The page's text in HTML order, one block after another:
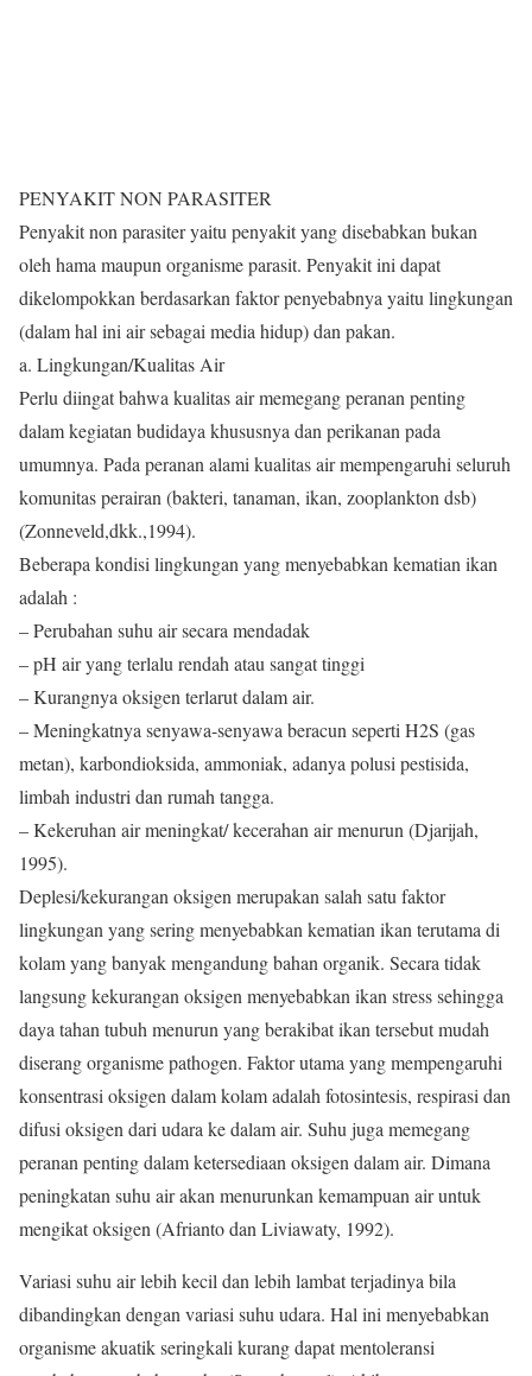
PENYAKIT NON PARASITER
Penyakit non parasiter yaitu penyakit yang disebabkan bukan
oleh hama maupun organisme parasit. Penyakit ini dapat
dikelompokkan berdasarkan faktor penyebabnya yaitu lingkungan
(dalam hal ini air sebagai media hidup) dan pakan.
a. Lingkungan/Kualitas Air
Perlu diingat bahwa kualitas air memegang peranan penting
dalam kegiatan budidaya khususnya dan perikanan pada
umumnya. Pada peranan alami kualitas air mempengaruhi seluruh
komunitas perairan (bakteri, tanaman, ikan, zooplankton dsb)
(Zonneveld,dkk.,1994).
Beberapa kondisi lingkungan yang menyebabkan kematian ikan
adalah :
– Perubahan suhu air secara mendadak
– pH air yang terlalu rendah atau sangat tinggi
– Kurangnya oksigen terlarut dalam air.
– Meningkatnya senyawa-senyawa beracun seperti H2S (gas
metan), karbondioksida, ammoniak, adanya polusi pestisida,
limbah industri dan rumah tangga.
– Kekeruhan air meningkat/ kecerahan air menurun (Djarijah,
1995).
Deplesi/kekurangan oksigen merupakan salah satu faktor
lingkungan yang sering menyebabkan kematian ikan terutama di
kolam yang banyak mengandung bahan organik. Secara tidak
langsung kekurangan oksigen menyebabkan ikan stress sehingga
daya tahan tubuh menurun yang berakibat ikan tersebut mudah
diserang organisme pathogen. Faktor utama yang mempengaruhi
konsentrasi oksigen dalam kolam adalah fotosintesis, respirasi dan
difusi oksigen dari udara ke dalam air. Suhu juga memegang
peranan penting dalam ketersediaan oksigen dalam air. Dimana
peningkatan suhu air akan menurunkan kemampuan air untuk
mengikat oksigen (Afrianto dan Liviawaty, 1992).
Variasi suhu air lebih kecil dan lebih lambat terjadinya bila
dibandingkan dengan variasi suhu udara. Hal ini menyebabkan
organisme akuatik seringkali kurang dapat mentoleransi